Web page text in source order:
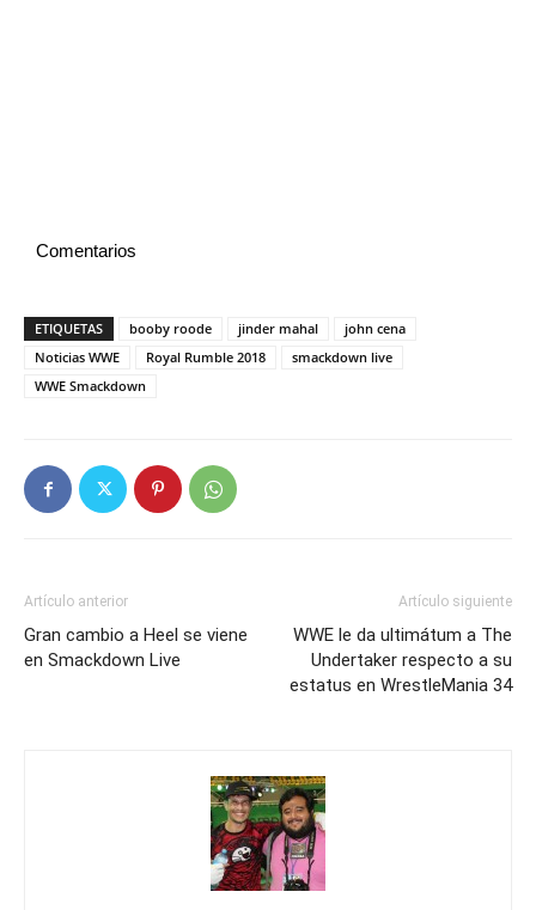
Comentarios
ETIQUETAS booby roode jinder mahal
john cena
Noticias WWE
Royal Rumble 2018
smackdown live
WWE Smackdown
Artículo anterior
Gran cambio a Heel se viene
en Smackdown Live
Artículo siguiente
WWE le da ultimátum a The
Undertaker respecto a su
estatus en WrestleMania 34